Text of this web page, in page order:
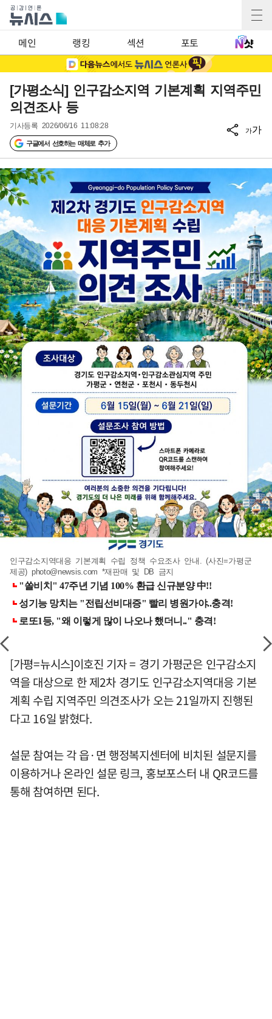
메인 랭킹 섹션 포토
[가평소식] 인구감소지역 기본계획 지역주민
의견조사 등
기사등록 2026/06/16 11:08:28
구글에서 선호하는 매체로 추가
가가
인구감소지역대응 기본계획 수립 정책 수요조사 안내. (사진=가평군
제공) photo@newsis.com *재판매 및 DB 금지
[가평=뉴시스]이호진 기자 = 경기 가평군은 인구감소지
역을 대상으로 한 제2차 경기도 인구감소지역대응 기본
계획 수립 지역주민 의견조사가 오는 21일까지 진행된
다고 16일 밝혔다.
설문 참여는 각 읍·면 행정복지센터에 비치된 설문지를
이용하거나 온라인 설문 링크, 홍보포스터 내 QR코드를
통해 참여하면 된다.